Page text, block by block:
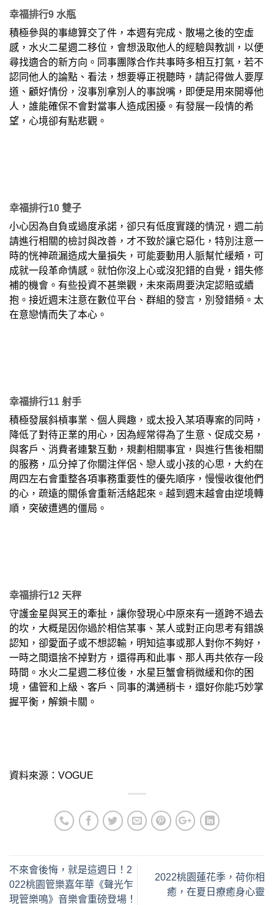
幸福排行9 水瓶
積極參與的事總算交了件，本週有完成、散場之後的空虛
感，水火二星週二移位，會想汲取他人的經驗與教訓，以便
尋找適合的新方向。同事團隊合作共事時多相互打氣，若不
認同他人的論點、看法，想要導正視聽時，請記得做人要厚
道、顧好情份，沒事別拿別人的事說嘴，即便是用來開導他
人，誰能確保不會對當事人造成困擾。有發展一段情的希
望，心境卻有點悲觀。
幸福排行10 雙子
小心因為自負或過度承諾，卻只有低度實踐的情況，週二前
請進行相關的檢討與改善，才不致於讓它惡化，特別注意一
時的恍神疏漏造成大量損失，可能要動用人脈幫忙緩頰，可
成就一段革命情感。就怕你沒上心或沒犯錯的自覺，錯失修
補的機會。有些投資不甚樂觀，未來兩周要決定認賠或續
抱。接近週末注意在數位平台、群組的發言，別發錯頻。太
在意戀情而失了本心。
幸福排行11 射手
積極發展斜槓事業、個人興趣，或太投入某項專案的同時，
降低了對待正業的用心，因為經常得為了生意、促成交易，
與客戶、消費者連繫互動，規劃相關事宜，與進行售後相關
的服務，瓜分掉了你關注伴侶、戀人或小孩的心思，大約在
周四左右會重整各項事務重要性的優先順序，慢慢收復他們
的心，疏遠的關係會重新活絡起來。越到週末越會由逆境轉
順，突破遭遇的僵局。
幸福排行12 天秤
守護金星與冥王的牽扯，讓你發現心中原來有一道跨不過去
的坎，大概是因你過於相信某事、某人或對正向思考有錯誤
認知，卻愛面子或不想認輸，明知這事或那人對你不夠好，
一時之間還捨不掉對方，還得再和此事、那人再共依存一段
時間。水火二星週二移位後，水星巨蟹會稍微緩和你的困
境，儘管和上級、客戶、同事的溝通稍卡，還好你能巧妙掌
握平衡，解鎖卡關。
資料來源：VOGUE
不來會後悔，就是這週日！2
022桃園管樂嘉年華《聲光乍
現管樂鳴》音樂會重磅登場！
2022桃園蓮花季，荷你相
癒，在夏日療癒身心靈